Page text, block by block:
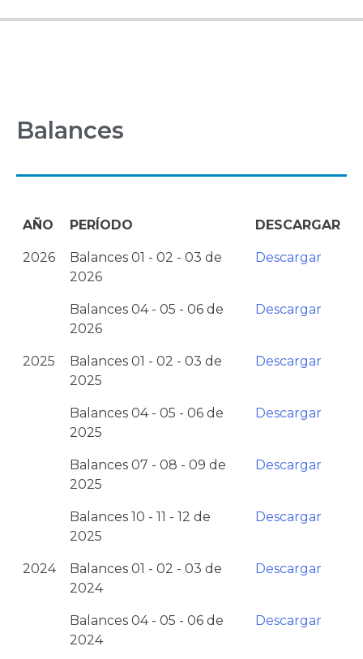
Balances
AÑO PERÍODO DESCARGAR
2026
Balances 01 - 02 - 03 de
2026
Descargar
Balances 04 - 05 - 06 de
2026
Descargar
2025
Balances 01 - 02 - 03 de
2025
Descargar
Balances 04 - 05 - 06 de
2025
Descargar
Balances 07 - 08 - 09 de
2025
Descargar
Balances 10 - 11 - 12 de
2025
Descargar
2024
Balances 01 - 02 - 03 de
2024
Descargar
Balances 04 - 05 - 06 de
2024
Descargar